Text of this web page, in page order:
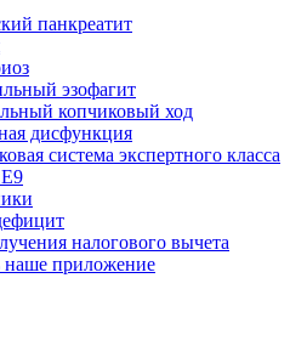
панкреатит
эзофагит
копчиковый ход
дисфункция
система экспертного класса
налогового вычета
наше приложение